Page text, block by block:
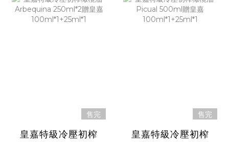
售完
皇嘉特級冷壓初榨
售完
皇嘉特級冷壓初榨